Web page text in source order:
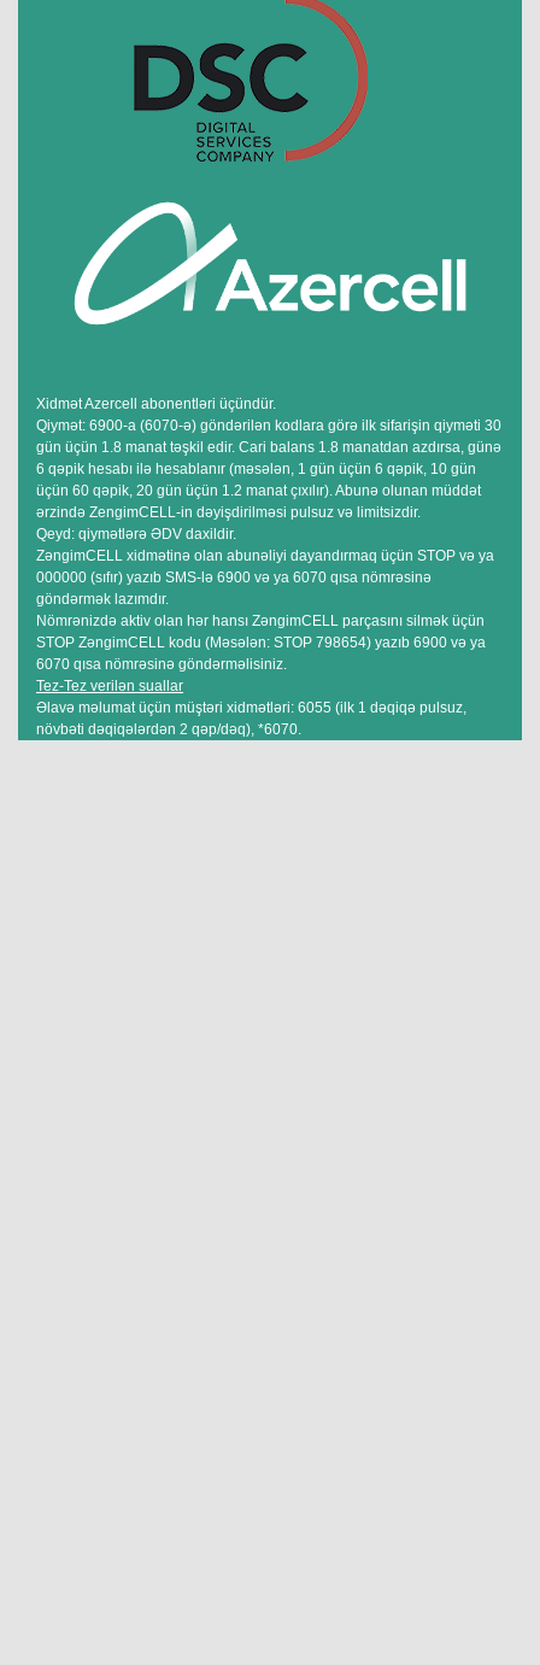
Xidmət Azercell abonentləri üçündür.
Qiymət: 6900-a (6070-ə) göndərilən kodlara görə ilk sifarişin qiyməti 30
gün üçün 1.8 manat təşkil edir. Cari balans 1.8 manatdan azdırsa, günə
6 qəpik hesabı ilə hesablanır (məsələn, 1 gün üçün 6 qəpik, 10 gün
üçün 60 qəpik, 20 gün üçün 1.2 manat çıxılır). Abunə olunan müddət
ərzində ZengimCELL-in dəyişdirilməsi pulsuz və limitsizdir.
Qeyd: qiymətlərə ƏDV daxildir.
ZəngimCELL xidmətinə olan abunəliyi dayandırmaq üçün STOP və ya
000000 (sıfır) yazıb SMS-lə 6900 və ya 6070 qısa nömrəsinə
göndərmək lazımdır.
Nömrənizdə aktiv olan hər hansı ZəngimCELL parçasını silmək üçün
STOP ZəngimCELL kodu (Məsələn: STOP 798654) yazıb 6900 və ya
6070 qısa nömrəsinə göndərməlisiniz.
Tez-Tez verilən suallar
Əlavə məlumat üçün müştəri xidmətləri: 6055 (ilk 1 dəqiqə pulsuz,
növbəti dəqiqələrdən 2 qəp/dəq), *6070.